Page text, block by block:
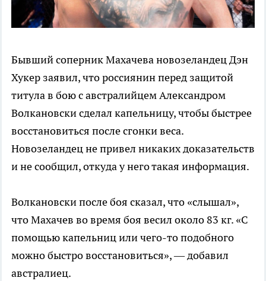
Бывший соперник Махачева новозеландец Дэн
Хукер заявил, что россиянин перед защитой
титула в бою с австралийцем Александром
Волкановски сделал капельницу, чтобы быстрее
восстановиться после сгонки веса.
Новозеландец не привел никаких доказательств
и не сообщил, откуда у него такая информация.
Волкановски после боя сказал, что «слышал»,
что Махачев во время боя весил около 83 кг. «С
помощью капельниц или чего-то подобного
можно быстро восстановиться», — добавил
австралиец.